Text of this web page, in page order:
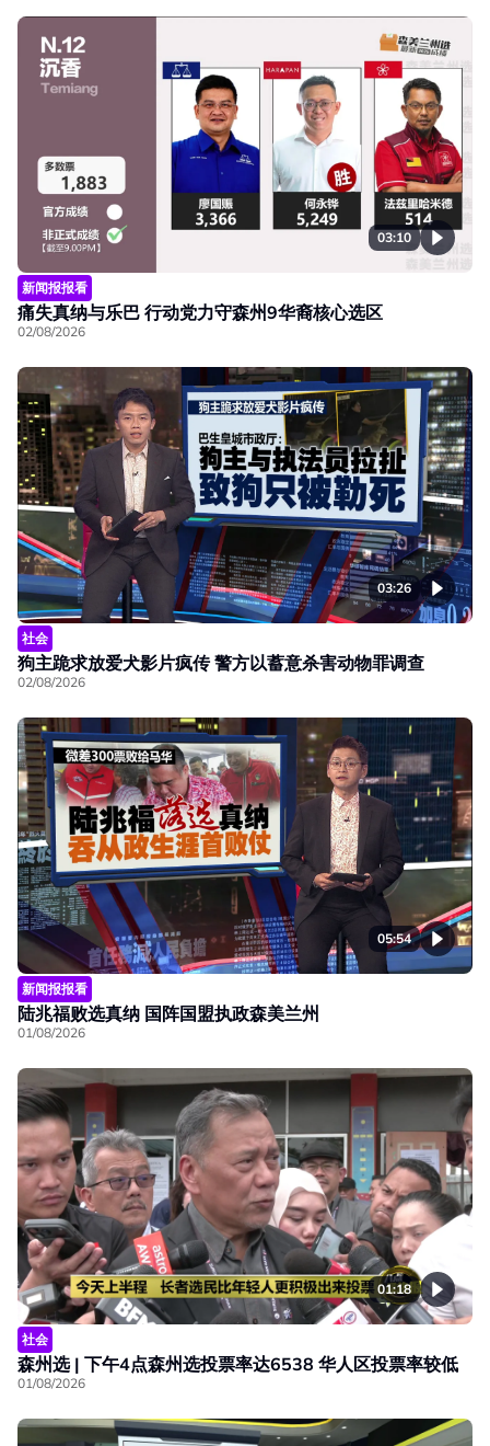
03:10
新闻报报看
痛失真纳与乐巴 行动党力守森州9华裔核心选区
02/08/2026
03:26
社会
狗主跪求放爱犬影片疯传 警方以蓄意杀害动物罪调查
02/08/2026
05:54
新闻报报看
陆兆福败选真纳 国阵国盟执政森美兰州
01/08/2026
01:18
社会
森州选 | 下午4点森州选投票率达6538 华人区投票率较低
01/08/2026